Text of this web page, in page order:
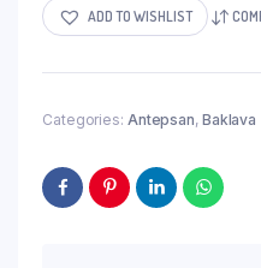
FISTIKLI
(mit
2.2kg
ADD TO WISHLIST
Categories: Antepsan, Baklava